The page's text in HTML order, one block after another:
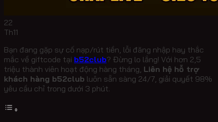
22
Th11
Bạn đang gặp sự cố nạp/rút tiền, lỗi đăng nhập hay thắc
mắc về giftcode tại b52club? Đừng lo lắng! Với hơn 2,5
triệu thành viên hoạt động hàng tháng, Liên hệ hỗ trợ
khách hàng b52club luôn sẵn sàng 24/7, giải quyết 98%
yêu cầu chỉ trong dưới 3 phút.